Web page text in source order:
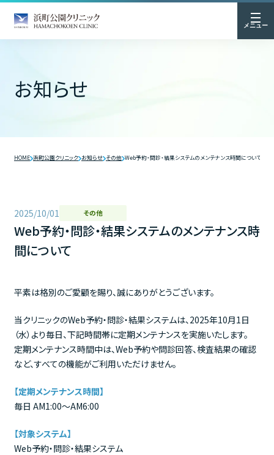
メニュー
お知らせ
HOME 浜町公園クリニック お知らせ その他 Web予約・問診・結果システムのメンテナンス時間について
2025/10/01 その他
Web予約・問診・結果システムのメンテナンス時
間について
平素は格別のご愛顧を賜り、誠にありがとうございます。
当クリニックのWeb予約・問診・結果システムは、2025年10月1日
（水）より毎日、下記時間帯に定期メンテナンスを実施いたします。
定期メンテナンス時間中は、Web予約や問診回答、検査結果の確認
など、すべての機能がご利用いただけません。
【定期メンテナンス時間】
毎日 AM1:00～AM6:00
【対象システム】
Web予約・問診・結果システム